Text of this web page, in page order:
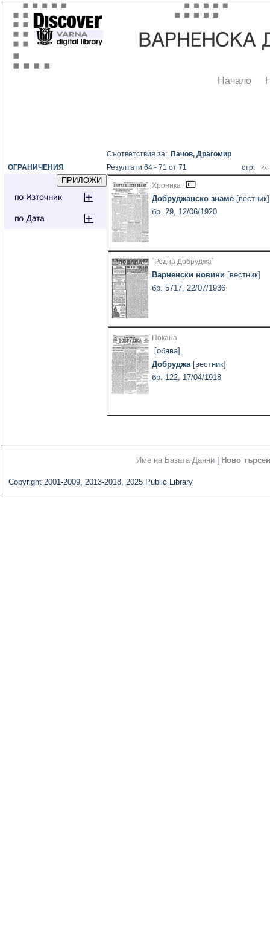
Начало
ОГРАНИЧЕНИЯ
Съответствия за: Пачов, Драгомир
Резултати 64 - 71 от 71
стр.
Хроника
Добруджанско знаме [вестник]
бр. 29, 12/06/1920
`Родна Добруджа`
Варненски новини [вестник]
бр. 5717, 22/07/1936
Покана
[обява]
Добруджа[вестник]
бр. 122, 17/04/1918
Име на Базата Данни Ново
Copyright 2001-2009, 2013-2018, 2025 Public Library